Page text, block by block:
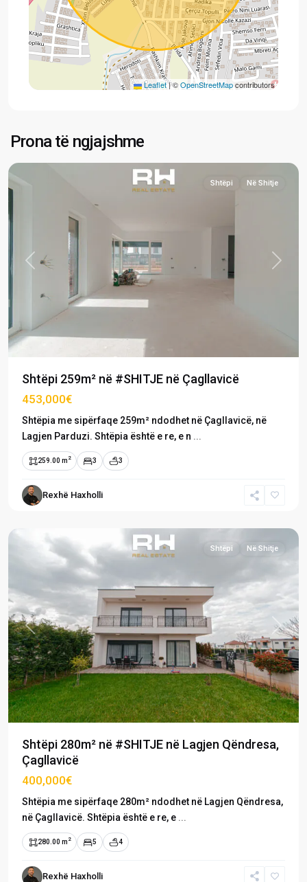
Leaflet|©OpenStreetMapcontributors
Prona të ngjajshme
Çagllavicë
Prishtinë
Previous Next
Shtëpi Në Shitje
Shtëpi 259m² në #SHITJE në Çagllavicë
453,000€
Shtëpia me sipërfaqe 259m² ndodhet në Çagllavicë, në
Lagjen Parduzi. Shtëpia është e re, e n ...
259.00 m 2 3 3
Rexhë Haxholli
Çagllavicë
Previous Next
Shtëpi Në Shitje
Shtëpi 280m² në #SHITJE në Lagjen Qëndresa,
Çagllavicë
400,000€
Shtëpia me sipërfaqe 280m² ndodhet në Lagjen Qëndresa,
në Çagllavicë. Shtëpia është e re, e ...
280.00 m 2 5 4
Rexhë Haxholli
Çagllavicë ,
Lagjja
Qendresa,